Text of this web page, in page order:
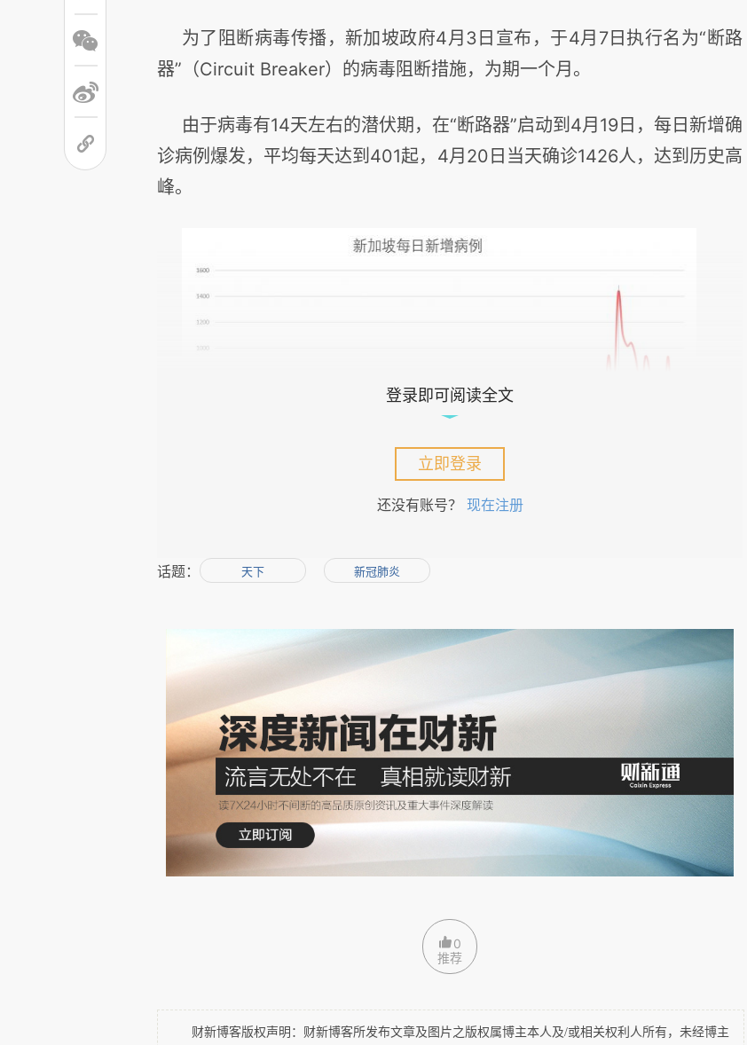
为了阻断病毒传播，新加坡政府4月 3 日宣布，于4月 7日执行名为“断路
器”（Circuit Breaker）的病毒阻断措施，为期一个月。
由于病毒有14天左右的潜伏期，在“断路器”启动到4月 19 日，每日新增确
诊病例爆发，平均每天达到401起， 4月 20 日当天确诊1426人，达到历史高
峰。
在“断路器”阻断措施下，提供非必要服务的行业必须关闭，卫生、食
品、能源、供水、垃圾、物流、资讯通信、安保、重要公共设施、重要经济
设施、银行与金融等领域不受“断路器”系列措施影响。
电子、医药、石油化工等与全球供应链有千丝万缕关系的领域也不受影
响。
除了这些必要领域之外，其他经济领域的公司一律在家上班。如果无法
在家上班，只能停工。
全国范围内，不受“断路器”措施影响的大概有
日，为了进一步遏制病毒传染，政府宣布把“断路器”阻断措施延
长四周，至6月1日，同时，即刻执行“加强版”，为期二周，暂定5月4日结
束。加强版的主要措施包括把先前的“必要服务范围”从原来的20%降至
登录即可阅读全文
立即登录
还没有账号？ 现在注册
话题： 天下 新冠肺炎
0
推荐
财新博客版权声明：财新博客所发布文章及图片之版权属博主本人及/或相关权利人所有，未经博主